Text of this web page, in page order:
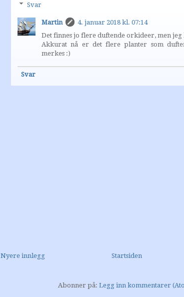
Svar
Martin
4. januar 2018 kl. 07:14
Det finnes jo flere duftende orkideer, men
Akkurat nå er det flere planter som
merkes :)
Svar
Nyere innlegg Startsiden
Abonner på: Legg inn kommentarer